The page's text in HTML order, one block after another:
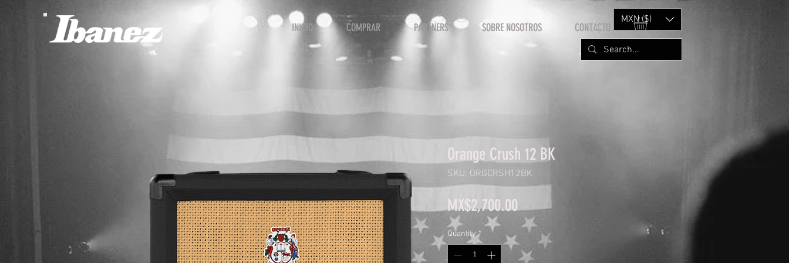
INICIO COMPRAR PARTNERS SOBRE NOSOTROS CONTACTO
MXN ($)
Orange Crush 12 BK
SKU: ORGCRSH12BK
MX$2,700.00 Price
Quantity *